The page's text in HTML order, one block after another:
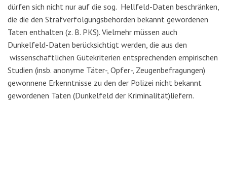
dürfen sich nicht nur auf die sog. Hellfeld-Daten beschränken,
die die den Strafverfolgungsbehörden bekannt gewordenen
Taten enthalten (z. B. PKS). Vielmehr müssen auch
Dunkelfeld-Daten berücksichtigt werden, die aus den
wissenschaftlichen Gütekriterien entsprechenden empirischen
Studien (insb. anonyme Täter-, Opfer-, Zeugenbefragungen)
gewonnene Erkenntnisse zu den der Polizei nicht bekannt
gewordenen Taten (Dunkelfeld der Kriminalität)liefern.